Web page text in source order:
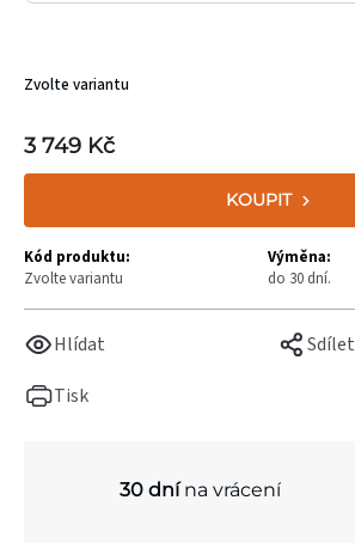
Tisk
Hlídat Sdílet
3 749 Kč
KOUPIT
Zvolte variantu
Kód produktu:
Zvolte variantu
Výměna:
do 30 dní.
30 dnína vrácení